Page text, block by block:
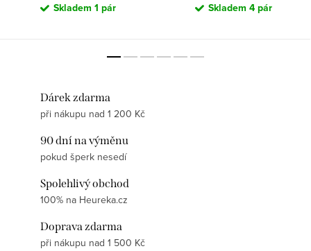
Skladem 1 pár Skladem 4 pár
Dárek zdarma
při nákupu nad 1 200 Kč
90 dní na výměnu
pokud šperk nesedí
Spolehlivý obchod
100% na Heureka.cz
Doprava zdarma
při nákupu nad 1 500 Kč